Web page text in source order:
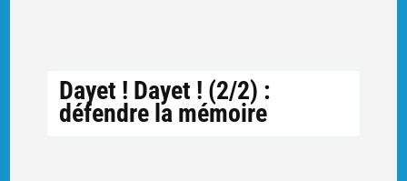
Dayet ! Dayet ! (2/2) :
défendre la mémoire